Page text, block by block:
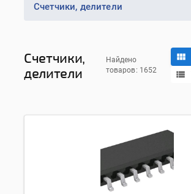
Счетчики, делители
Счетчики,
делители
Найдено
товаров: 1652